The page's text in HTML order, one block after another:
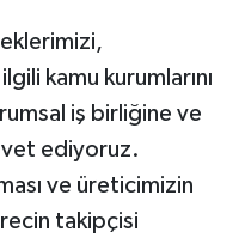
kamu kurumlarını
iş birliğine ve
ediyoruz.
ve üreticimizin
takipçisi